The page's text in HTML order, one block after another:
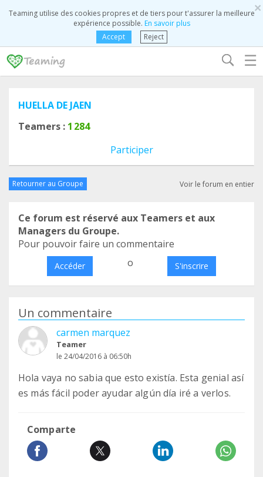
×
Teaming utilise des cookies propres et de tiers pour t'assurer la meilleure
expérience possible. En savoir plus
Accept
Reject
☰
HUELLA DE JAEN
Teamers : 1 284
Participer
Retourner au Groupe Voir le forum en entier
Ce forum est réservé aux Teamers et aux
Managers du Groupe.
Pour pouvoir faire un commentaire
Accéder o S'inscrire
Un commentaire
carmen marquez
Teamer
le 24/04/2016 à 06:50h
Hola vaya no sabia que esto existía. Esta genial así
es más fácil poder ayudar algún día iré a verlos.
Comparte